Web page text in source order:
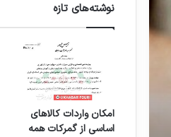
نوشته‌های تازه
امکان واردات کالاهای
اساسی از گمرکات همه